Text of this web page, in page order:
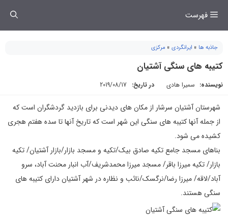
فهرست
جاذبه ها » ایرانگردی » مرکزی
کتیبه های سنگی آشتیان
نویسنده: سمیرا هادی در تاریخ: 2019/08/17
شهرستان آشتیان سرشار از مکان های دیدنی برای بازدید گردشگران است که
از جمله آنها کتیبه های سنگی این شهر است که تاریخ آنها تا سده هفتم هجری
کشیده می شود.
بناهای مسجد جامع تکیه صادق بیک/تکیه و مسجد بازار/بازار آشتیان/ تکیه
بازار/ تکیه میرزا باقر/ مسجد میرزا محمدشریف/آب انبار محنت آباد، سرو
آباد/لاقه/ میرزا رضا/نرگسک/نائب و نظاره در شهر آشتیان دارای کتیبه های
سنگی هستند.